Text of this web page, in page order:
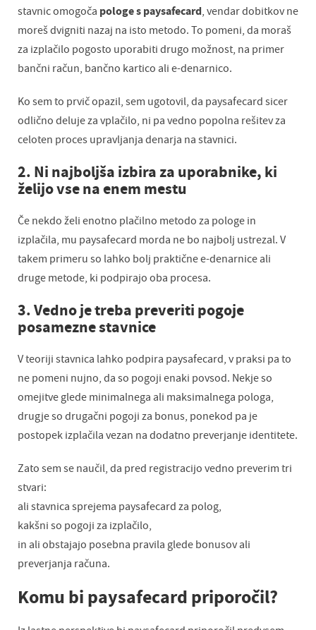
stavnic omogoča pologe s paysafecard, vendar dobitkov ne
moreš dvigniti nazaj na isto metodo. To pomeni, da moraš
za izplačilo pogosto uporabiti drugo možnost, na primer
bančni račun, bančno kartico ali e-denarnico.
Ko sem to prvič opazil, sem ugotovil, da paysafecard sicer
odlično deluje za vplačilo, ni pa vedno popolna rešitev za
celoten proces upravljanja denarja na stavnici.
2. Ni najboljša izbira za uporabnike, ki
želijo vse na enem mestu
Če nekdo želi enotno plačilno metodo za pologe in
izplačila, mu paysafecard morda ne bo najbolj ustrezal. V
takem primeru so lahko bolj praktične e-denarnice ali
druge metode, ki podpirajo oba procesa.
3. Vedno je treba preveriti pogoje
posamezne stavnice
V teoriji stavnica lahko podpira paysafecard, v praksi pa to
ne pomeni nujno, da so pogoji enaki povsod. Nekje so
omejitve glede minimalnega ali maksimalnega pologa,
drugje so drugačni pogoji za bonus, ponekod pa je
postopek izplačila vezan na dodatno preverjanje identitete.
Zato sem se naučil, da pred registracijo vedno preverim tri
stvari:
ali stavnica sprejema paysafecard za polog,
kakšni so pogoji za izplačilo,
in ali obstajajo posebna pravila glede bonusov ali
preverjanja računa.
Komu bi paysafecard priporočil?